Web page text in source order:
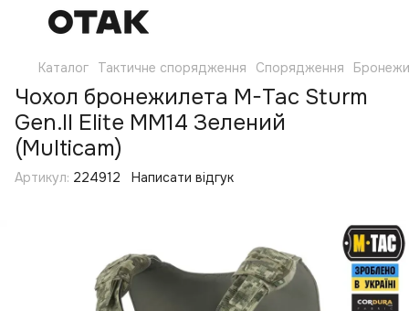
Каталог Тактичне спорядження Спорядження
Чохол бронежилета M-Tac Sturm
Gen.II Elite MM14 Зелений
(Multicam)
Артикул: 224912 Написати відгук